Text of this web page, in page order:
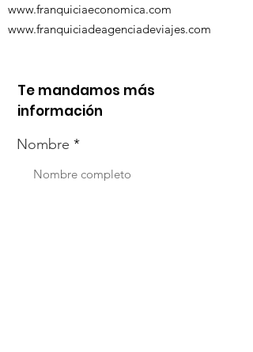
www.franquiciaeconomica.com
www.franquiciadeagenciadeviajes.com
Te mandamos más
información
Nombre